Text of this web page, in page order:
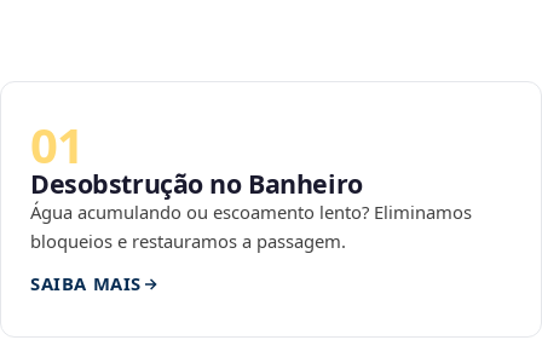
01
Desobstrução no Banheiro
Água acumulando ou escoamento lento? Eliminamos
bloqueios e restauramos a passagem.
SAIBA MAIS